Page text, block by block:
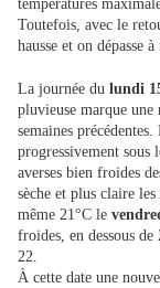
températures
Toutefois, avec le
hausse et on dépasse
La journée du lundi
pluvieuse marque une
semaines
progressivement sous
averses bien froides
sèche et plus claire
même 21°C le
froides, en dessous
22.
À cette date une